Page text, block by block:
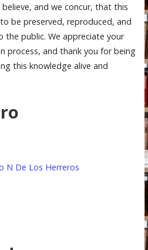
and we concur, that this
be preserved, reproduced, and
the public. We appreciate your
process, and thank you for being
this knowledge alive and
N De Los Herreros